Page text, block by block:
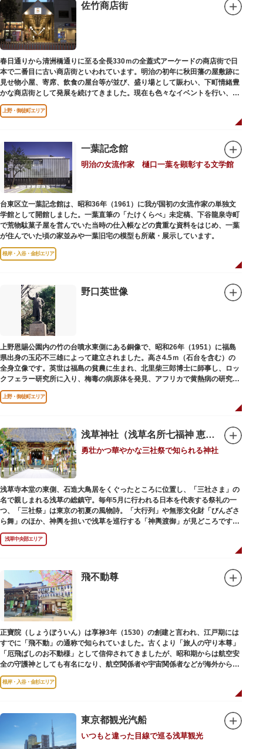
佐竹商店街
春日通りから清洲橋通りに至る全長330ｍの全蓋式アーケードの商店街で日
本で二番目に古い商店街といわれています。明治の初年に秋田藩の屋敷跡に
見せ物小屋、寄席、飲食の屋台等が並び、盛り場として賑わい、下町情緒豊
かな商店街として発展を続けてきました。現在も色々なイベントを行い、住
民から親しまれている魅力的な商店街です。
上野・御徒町エリア
一葉記念館
明治の女流作家 樋口一葉を顕彰する文学館
台東区立一葉記念館は、昭和36年（1961）に我が国初の女流作家の単独文
学館として開館しました。一葉直筆の「たけくらべ」未定稿、下谷龍泉寺町
で荒物駄菓子屋を営んでいた当時の仕入帳などの貴重な資料をはじめ、一葉
が住んでいた頃の家並みや一葉旧宅の模型も所蔵・展示しています。
根岸・入谷・金杉エリア
野口英世像
上野恩賜公園内の竹の台噴水東側にある銅像で、昭和26年（1951）に福島
県出身の玉応不三雄によって建立されました。高さ4.5ｍ（石台を含む）の
全身立像です。英世は福島の貧農に生まれ、北里柴三郎博士に師事し、ロッ
クフェラー研究所に入り、梅毒の病原体を発見、アフリカで黄熱病の研究中
感染して、死去しました。
上野・御徒町エリア
浅草神社（浅草名所七福神 恵比須）
勇壮かつ華やかな三社祭で知られる神社
浅草寺本堂の東側、石造大鳥居をくぐったところに位置し、「三社さま」の
名で親しまれる浅草の総鎮守。毎年5月に行われる日本を代表する祭礼の一
つ、「三社祭」は東京の初夏の風物詩。「大行列」や無形文化財「びんざさ
ら舞」のほか、神輿を担いで浅草を巡行する「神輿渡御」が見どころです。
町を練り歩く担ぎ手たちの威勢良い掛け声が響き渡り、浅草の町がまつり一
色に染まります。
6月の「夏越し（なごし）の大祓」では、茅草で作られた輪の中（茅の輪）
ら逃れ、福徳があると伝えられる行事です。
本殿には浅草寺のご本尊である聖観世音菩薩像を見つけた漁師の兄弟ととも
に、尊像として奉安した郷土の文化人、土師真中知（はじのなかとも）の3
人が祀られています。江戸時代に徳川家光が寄進した社殿は本殿・幣殿と拝
殿の間が渡り廊下で繋がる建築様式。国の重要文化財に指定されています。
また、浅草名所七福神のひとつとしても知られ、恵比須像が祀られていま
す。
浅草中央部エリア
飛不動尊
正寶院（しょうぼういん）は享禄3年（1530）の創建と言われ、江戸期には
すでに「飛不動」の通称で知られていました。古くより「旅人の守り本尊」
「厄飛ばしのお不動様」として信仰されてきましたが、昭和期からは航空安
全の守護神としても有名になり、航空関係者や宇宙関係者などが海外からも
多く参拝に訪れます。
根岸・入谷・金杉エリア
東京都観光汽船
いつもと違った目線で巡る浅草観光